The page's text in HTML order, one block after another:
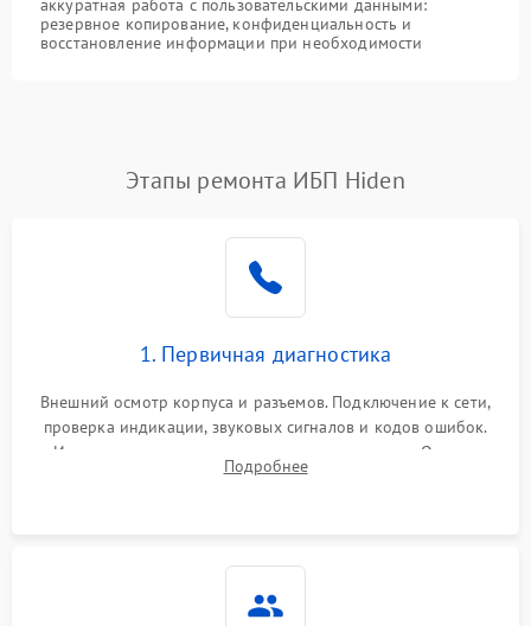
аккуратная работа с пользовательскими данными:
резервное копирование, конфиденциальность и
восстановление информации при необходимости
Этапы ремонта ИБП Hiden
1. Первичная диагностика
Внешний осмотр корпуса и разъемов. Подключение к сети,
проверка индикации, звуковых сигналов и кодов ошибок.
Измерение входного и выходного напряжения. Оценка
реакции ИБП на отключение основного питания без
Подробнее